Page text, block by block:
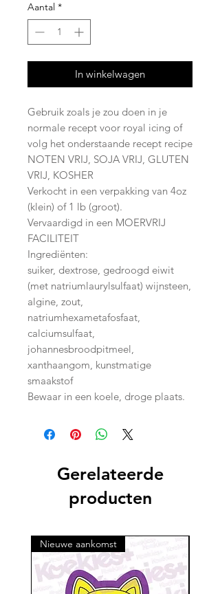
Aantal *
In winkelwagen
Gebruik zoals je zou doen in je
normale recept voor royal icing of
volg het onderstaande recept recipe
NOTEN VRIJ, SOJA VRIJ, GLUTEN
VRIJ, KOSHER
Verkocht in een verpakking van 4oz
(klein) of 1 lb (groot).
Vervaardigd in een MOERVRIJ
FACILITEIT
Ingrediënten:
suiker, dextrose, gedroogd eiwit
(met natriumlaurylsulfaat) wijnsteen,
algine, zout,
natriumhexametafosfaat,
calciumsulfaat,
johannesbroodpitmeel,
xanthaangom, kunstmatige
smaakstof
Bewaar in een koele, droge plaats.
Gerelateerde
producten
Nieuwe aankomst